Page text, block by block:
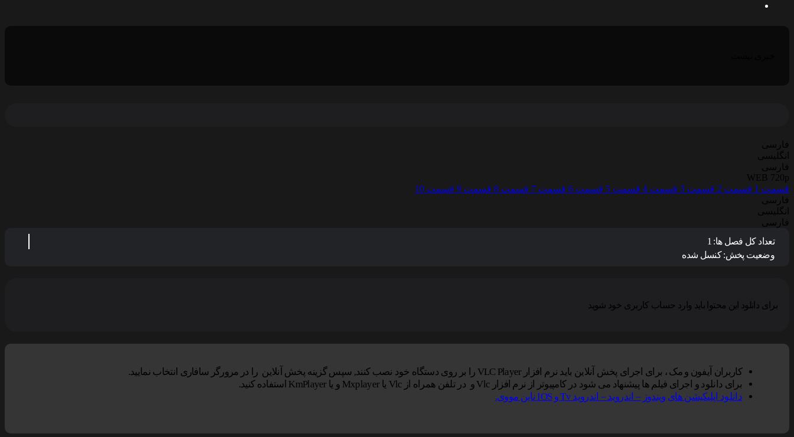
فارسی
انگلیسی
فارسی
WEB 720p
قسمت 1
قسمت 2 قسمت 3 قسمت 4 قسمت 5 قسمت 6 قسمت 7 قسمت 8 قسمت 9
قسمت 10
فارسی
انگلیسی
فارسی
تعداد کل فصل ها: 1
وضعیت پخش:کنسل شده
برای دانلود این محتوا باید وارد حساب کاربری خود شوید
کاربران آیفون و مک ، برای اجرای پخش آنلاین باید نرم افزار VLC Player را بر روی دستگاه خود نصب کنند, سپس گزینه پخش آنلاین را در مرورگر سافاری انتخاب نمایید.
برای دانلود و اجرای فیلم ها پیشنهاد می شود در کامپیوتر از نرم افزار Vlc و در تلفن همراه از Vlc یا Mxplayer و یا KmPlayer استفاده کنید.
دانلود اپلیکیشن های ویندوز – اندروید – اندروید Tv و IOS ناین مووی.